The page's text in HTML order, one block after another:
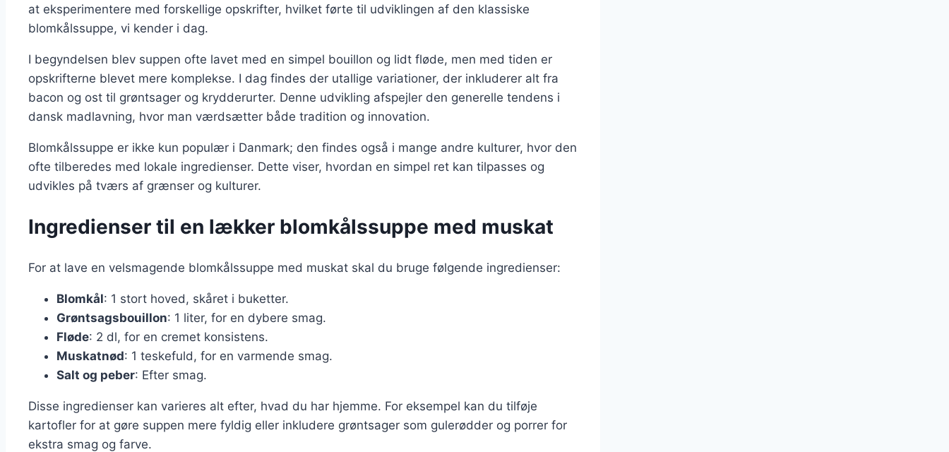
at eksperimentere med forskellige opskrifter, hvilket førte til udviklingen af den klassiske
blomkålssuppe, vi kender i dag.
I begyndelsen blev suppen ofte lavet med en simpel bouillon og lidt fløde, men med tiden er
opskrifterne blevet mere komplekse. I dag findes der utallige variationer, der inkluderer alt fra
bacon og ost til grøntsager og krydderurter. Denne udvikling afspejler den generelle tendens i
dansk madlavning, hvor man værdsætter både tradition og innovation.
Blomkålssuppe er ikke kun populær i Danmark; den findes også i mange andre kulturer, hvor den
ofte tilberedes med lokale ingredienser. Dette viser, hvordan en simpel ret kan tilpasses og
udvikles på tværs af grænser og kulturer.
Ingredienser til en lækker blomkålssuppe med muskat
For at lave en velsmagende blomkålssuppe med muskat skal du bruge følgende ingredienser:
Blomkål: 1 stort hoved, skåret i buketter.
Grøntsagsbouillon: 1 liter, for en dybere smag.
Fløde: 2 dl, for en cremet konsistens.
Muskatnød: 1 teskefuld, for en varmende smag.
Salt og peber: Efter smag.
Disse ingredienser kan varieres alt efter, hvad du har hjemme. For eksempel kan du tilføje
kartofler for at gøre suppen mere fyldig eller inkludere grøntsager som gulerødder og porrer for
ekstra smag og farve.